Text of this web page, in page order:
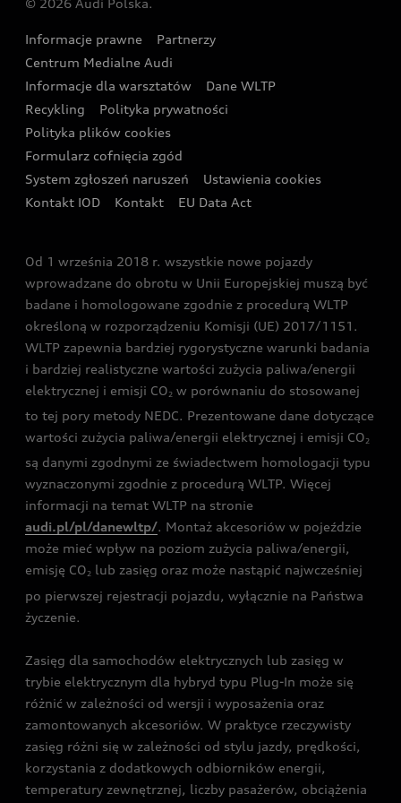
Wyszukaj najbliższego Partnera Audi
Oferta dla przedsiębiorców
Oferta dla klientów prywatnych
Kalkulator rat
Ubezpieczenie
Audi exclusive
Zasięg
Gwarancja
Akcje serwisowe Audi
Katalog online akcesoriów
Audi i Muzeum Sztuki Nowoczesnej w Warszawie
Audi driving experience
Audi quattro Cup
Audi i Puchar Świata w Skokach Narciarskich w
Zakopanem
© 2026 Audi Polska.
Informacje prawne
Partnerzy
Centrum Medialne Audi
Informacje dla warsztatów
Dane WLTP
Recykling
Polityka prywatności
Polityka plików cookies
Formularz cofnięcia zgód
System zgłoszeń naruszeń
Ustawienia cookies
Kontakt IOD
Kontakt EU Data Act
Od 1 września 2018 r. wszystkie nowe pojazdy
wprowadzane do obrotu w Unii Europejskiej muszą być
badane i homologowane zgodnie z procedurą WLTP
określoną w rozporządzeniu Komisji (UE) 2017/1151.
WLTP zapewnia bardziej rygorystyczne warunki badania
i bardziej realistyczne wartości zużycia paliwa/energii
elektrycznej i emisji CO2 w porównaniu do stosowanej
to tej pory metody NEDC. Prezentowane dane dotyczące
wartości zużycia paliwa/energii elektrycznej i emisji CO2
są danymi zgodnymi ze świadectwem homologacji typu
wyznaczonymi zgodnie z procedurą WLTP. Więcej
informacji na temat WLTP na stronie
audi.pl/pl/danewltp/. Montaż akcesoriów w pojeździe
może mieć wpływ na poziom zużycia paliwa/energii,
emisję CO2 lub zasięg oraz może nastąpić najwcześniej
po pierwszej rejestracji pojazdu, wyłącznie na Państwa
życzenie.
Zasięg dla samochodów elektrycznych lub zasięg w
trybie elektrycznym dla hybryd typu Plug-In może się
różnić w zależności od wersji i wyposażenia oraz
zamontowanych akcesoriów. W praktyce rzeczywisty
zasięg różni się w zależności od stylu jazdy, prędkości,
korzystania z dodatkowych odbiorników energii,
temperatury zewnętrznej, liczby pasażerów, obciążenia